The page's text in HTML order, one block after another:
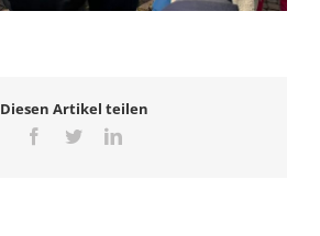
Diesen Artikel teilen
Facebook
TwitterLinkedIn